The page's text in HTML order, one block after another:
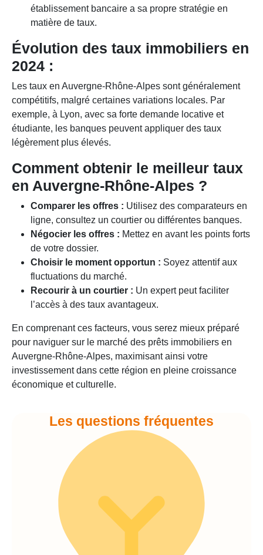
établissement bancaire a sa propre stratégie en
matière de taux.
Évolution des taux immobiliers en
2024 :
Les taux en Auvergne-Rhône-Alpes sont généralement
compétitifs, malgré certaines variations locales. Par
exemple, à Lyon, avec sa forte demande locative et
étudiante, les banques peuvent appliquer des taux
légèrement plus élevés.
Comment obtenir le meilleur taux
en Auvergne-Rhône-Alpes ?
Comparer les offres : Utilisez des comparateurs en
ligne, consultez un courtier ou différentes banques.
Négocier les offres : Mettez en avant les points forts
de votre dossier.
Choisir le moment opportun : Soyez attentif aux
fluctuations du marché.
Recourir à un courtier : Un expert peut faciliter
l’accès à des taux avantageux.
En comprenant ces facteurs, vous serez mieux préparé
pour naviguer sur le marché des prêts immobiliers en
Auvergne-Rhône-Alpes, maximisant ainsi votre
investissement dans cette région en pleine croissance
économique et culturelle.
Les questions fréquentes